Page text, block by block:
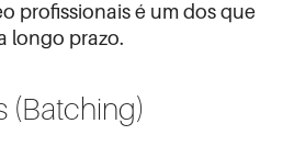
profissionais é um dos que
longo prazo.
(Batching)